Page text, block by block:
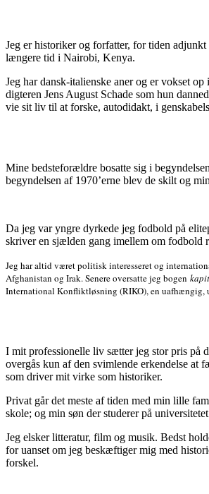
Jeg er historiker og forfatter, for tiden
længere tid i Nairobi, Kenya.
Jeg har dansk-italienske aner og er vokset
digteren Jens August Schade som hun
vie sit liv til at forske, autodidakt, i
Mine bedsteforældre bosatte sig i
begyndelsen af 1970’erne blev de skilt og
Da jeg var yngre dyrkede jeg fodbold på
skriver en sjælden gang imellem om fodbold
Jeg har altid været politisk interesseret og
Afghanistan og Irak. Senere oversatte jeg bogen
International Konfliktløsning (RIKO), en uafhængig,
I mit professionelle liv sætter jeg stor pris på
overgås kun af den svimlende erkendelse at
som driver mit virke som historiker.
Privat går det meste af tiden med min lille
skole; og min søn der studerer på
Jeg elsker litteratur, film og musik. Bedst
for uanset om jeg beskæftiger mig med
forskel.